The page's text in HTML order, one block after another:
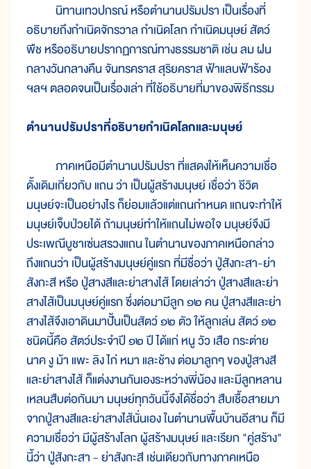
นิทานเทวปกรณ์ หรือตำนานปรัมปรา เป็นเรื่องที่
อธิบายถึงกำเนิดจักรวาล กำเนิดโลก กำเนิดมนุษย์ สัตว์
พืช หรืออธิบายปรากฏการณ์ทางธรรมชาติ เช่น ลม ฝน
กลางวันกลางคืน จันทรคราส สุริยคราส ฟ้าแลบฟ้าร้อง
ฯลฯ ตลอดจนเป็นเรื่องเล่า ที่ใช้อธิบายที่มาของพิธีกรรม
ตำนานปรัมปราที่อธิบายกำเนิดโลกและมนุษย์
ภาคเหนือมีตำนานปรัมปรา ที่แสดงให้เห็นความเชื่อ
ดั้งเดิมเกี่ยวกับ แถน ว่า เป็นผู้สร้างมนุษย์ เชื่อว่า ชีวิต
มนุษย์จะเป็นอย่างไร ก็ย่อมแล้วแต่แถนกำหนด แถนจะทำให้
มนุษย์เจ็บป่วยได้ ถ้ามนุษย์ทำให้แถนไม่พอใจ มนุษย์จึงมี
ประเพณีบูชาเซ่นสรวงแถน ในตำนานของภาคเหนือกล่าว
ถึงแถนว่า เป็นผู้สร้างมนุษย์คู่แรก ที่มีชื่อว่า ปู่สังกะสา-ย่า
สังกะสี หรือ ปู่สางสีและย่าสางไส้ โดยเล่าว่า ปู่สางสีและย่า
สางไส้เป็นมนุษย์คู่แรก ซึ่งต่อมามีลูก ๑๒ คน ปู่สางสีและย่า
สางไส้จึงเอาดินมาปั้นเป็นสัตว์ ๑๒ ตัว ให้ลูกเล่น สัตว์ ๑๒
ชนิดนี้คือ สัตว์ประจำปี ๑๒ ปี ได้แก่ หนู วัว เสือ กระต่าย
นาค งู ม้า แพะ ลิง ไก่ หมา และช้าง ต่อมาลูกๆ ของปู่สางสี
และย่าสางไส้ ก็แต่งงานกันเองระหว่างพี่น้อง และมีลูกหลาน
เหลนสืบต่อกันมา มนุษย์ทุกวันนี้จึงได้ชื่อว่า สืบเชื้อสายมา
จากปู่สางสีและย่าสางไส้นั่นเอง ในตำนานพื้นบ้านอีสาน ก็มี
ความเชื่อว่า มีผู้สร้างโลก ผู้สร้างมนุษย์ และเรียก "คู่สร้าง"
นี้ว่า ปู่สังกะสา - ย่าสังกะสี เช่นเดียวกับทางภาคเหนือ